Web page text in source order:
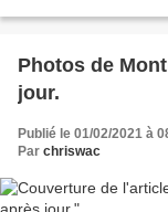
Photos de
jour.
Publié le 01/02/2021 à
Par chriswac